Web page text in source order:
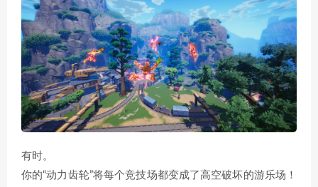
有时。
你的“动力齿轮”将每个竞技场都变成了高空破坏的游乐场！